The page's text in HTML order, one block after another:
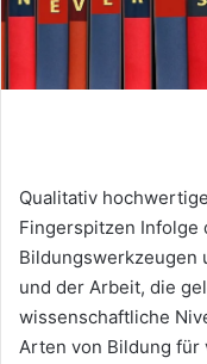
Qualitativ
Fingerspitzen Infolge
Bildungswerkzeugen
und der Arbeit, die
wissenschaftliche
Arten von Bildung für